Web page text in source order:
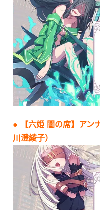
● 【六姫 闇の席】アン
川澄綾子）